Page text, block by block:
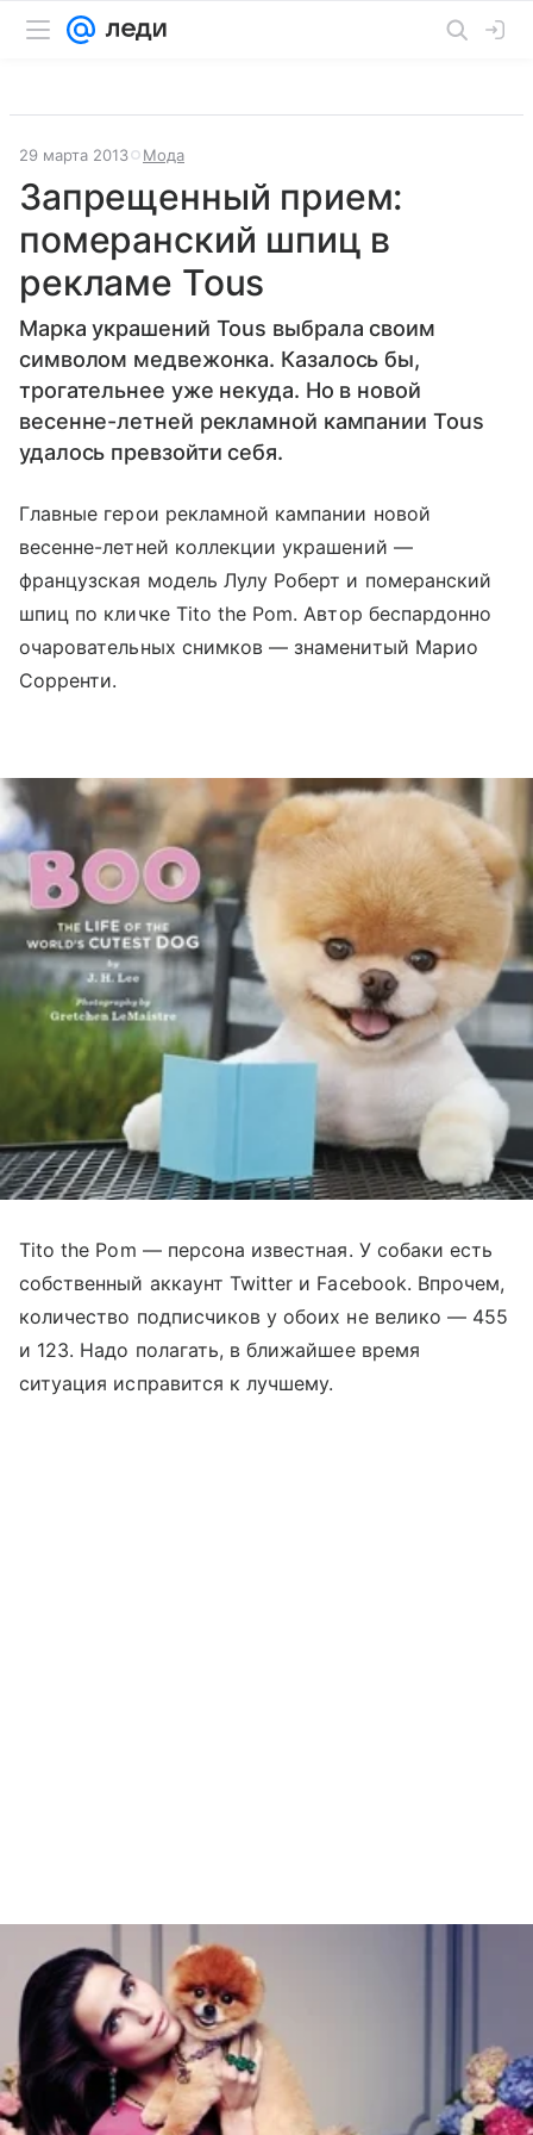
29 марта 2013 Мода
Запрещенный прием:
померанский шпиц в
рекламе Tous
Марка украшений Tous выбрала своим
символом медвежонка. Казалось бы,
трогательнее уже некуда. Но в новой
весенне-летней рекламной кампании Tous
удалось превзойти себя.
Главные герои рекламной кампании новой
весенне-летней коллекции украшений —
французская модель Лулу Роберт и померанский
шпиц по кличке Tito the Pom. Автор беспардонно
очаровательных снимков — знаменитый Марио
Сорренти.
Tito the Pom — персона известная. У собаки есть
собственный аккаунт Twitter и Facebook. Впрочем,
количество подпиcчиков у обоих не велико — 455
и 123. Надо полагать, в ближайшее время
ситуация исправится к лучшему.